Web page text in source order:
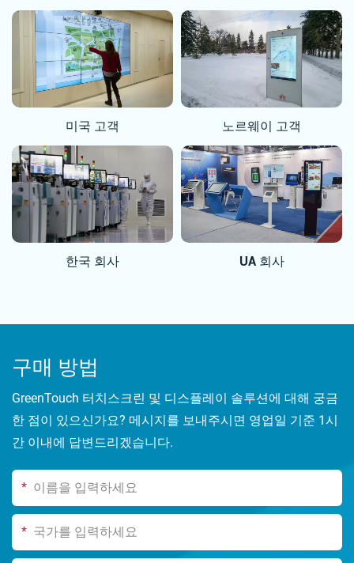
미국 고객 노르웨이 고객
한국 회사 UA 회사
구매 방법
GreenTouch 터치스크린 및 디스플레이 솔루션에 대해 궁금
한 점이 있으신가요? 메시지를 보내주시면 영업일 기준 1시
간 이내에 답변드리겠습니다.
*
*